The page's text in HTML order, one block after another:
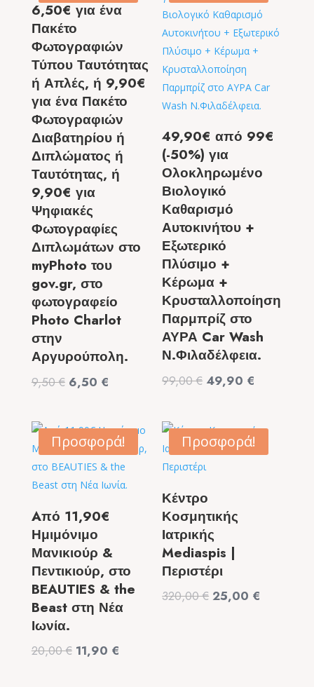
6,50€ για ένα
Πακέτο
Φωτογραφιών
Τύπου Ταυτότητας
ή Απλές, ή 9,90€
για ένα Πακέτο
Φωτογραφιών
Διαβατηρίου ή
Διπλώματος ή
Ταυτότητας, ή
9,90€ για
Ψηφιακές
Φωτογραφίες
Διπλωμάτων στο
myPhoto του
gov.gr, στο
φωτογραφείο
Photo Charlot
στην
Αργυρούπολη.
9,50€ Original
9,50 €.
6,50 €
είναι:
6,50 €.
49,90€ από 99€
(-50%) για
Ολοκληρωμένο
Βιολογικό
Καθαρισμό
Αυτοκινήτου +
Εξωτερικό
Πλύσιμο +
Κέρωμα +
Κρυσταλλοποίηση
Παρμπρίζ στο
ΑΥΡΑ Car Wash
Ν.Φιλαδέλφεια.
99,00€ Original
99,00 €.
49,90 €
49,90 €.
Προσφορά!
Aπό 11,90€
Ημιμόνιμο
Μανικιούρ &
Πεντικιούρ, στο
BEAUTIES & the
Beast στη Νέα
Ιωνία.
20,00€ Original
11,90 €
Προσφορά!
Κέντρο
Κοσμητικής
Ιατρικής
Mediaspis |
Περιστέρι
320,00€ Original
25,00 €